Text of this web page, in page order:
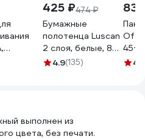
425 ₽474 ₽
Бумажные
полотенца Luscan
2 слоя, белые, 8
рулонов по 12
4.9(135)
мкм4.9
выполнен из
цвета, без печати.